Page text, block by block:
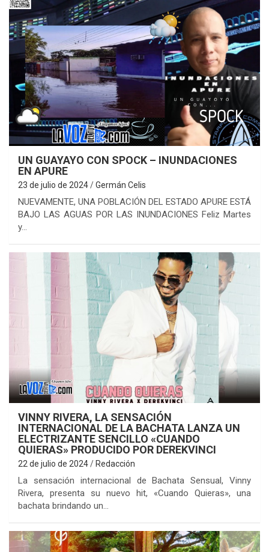
UN GUAYAYO CON SPOCK – INUNDACIONES
EN APURE
23 de julio de 2024 Germán Celis
NUEVAMENTE, UNA POBLACIÓN DEL ESTADO APURE ESTÁ
BAJO LAS AGUAS POR LAS INUNDACIONES Feliz Martes
y…
VINNY RIVERA, LA SENSACIÓN
INTERNACIONAL DE LA BACHATA LANZA UN
ELECTRIZANTE SENCILLO «CUANDO
QUIERAS» PRODUCIDO POR DEREKVINCI
22 de julio de 2024 Redacción
La sensación internacional de Bachata Sensual, Vinny
Rivera, presenta su nuevo hit, «Cuando Quieras», una
bachata brindando un…